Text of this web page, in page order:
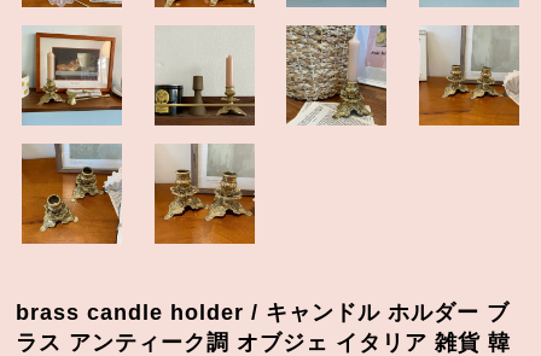
brass candle holder / キャンドル ホルダー ブ
ラス アンティーク調 オブジェ イタリア 雑貨 韓